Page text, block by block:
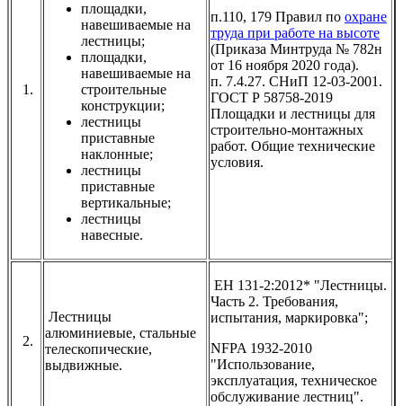
1.
площадки,
навешиваемые на
лестницы;
площадки,
навешиваемые на
строительные
конструкции;
лестницы
приставные
наклонные;
лестницы
приставные
вертикальные;
лестницы
навесные.
п.110, 179 Правил по охране
труда при работе на высоте
(Приказа Минтруда № 782н
от 16 ноября 2020 года).
п. 7.4.27. СНиП 12-03-2001.
ГОСТ Р 58758-2019
Площадки и лестницы для
строительно-монтажных
работ. Общие технические
условия.
2.
Лестницы
алюминиевые, стальные
телескопические,
выдвижные.
ЕН 131-2:2012* "Лестницы.
Часть 2. Требования,
испытания, маркировка";
NFPA 1932-2010
"Использование,
эксплуатация, техническое
обслуживание лестниц".